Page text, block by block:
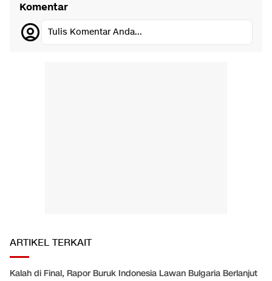
Komentar
Tulis Komentar Anda...
ARTIKEL TERKAIT
Kalah di Final, Rapor Buruk Indonesia Lawan Bulgaria Berlanjut